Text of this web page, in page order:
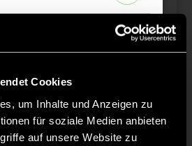
Cookies
um Inhalte und Anzeigen zu
für soziale Medien anbieten
auf unsere Website zu
66
BERNSEN